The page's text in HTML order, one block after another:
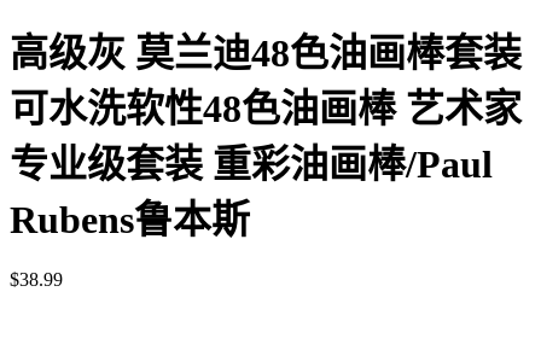
高级灰 莫兰迪48色油画棒套装
可水洗软性48色油画棒 艺术家
专业级套装 重彩油画棒/Paul
Rubens鲁本斯
$38.99